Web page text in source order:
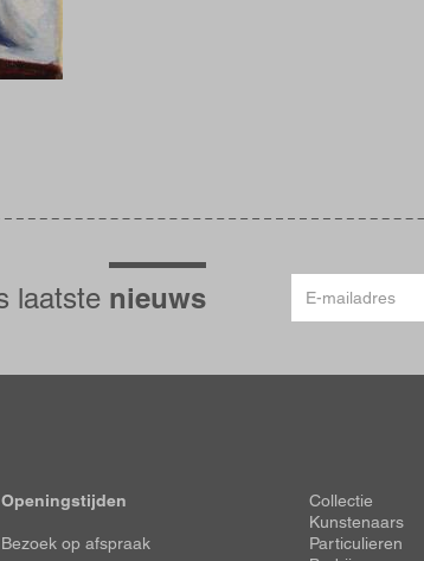
laatste nieuws
mailadres
Openingstijden
Bezoek op afspraak
Voet
Collectie
Kunstenaars
Particulieren